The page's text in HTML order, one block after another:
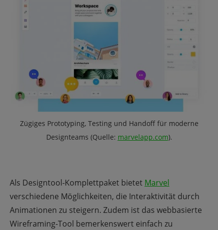
Zügiges Prototyping, Testing und Handoff für moderne
Designteams (Quelle: marvelapp.com).
Als Designtool-Komplettpaket bietet Marvel
verschiedene Möglichkeiten, die Interaktivität durch
Animationen zu steigern. Zudem ist das webbasierte
Wireframing-Tool bemerkenswert einfach zu